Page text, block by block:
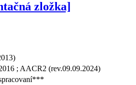
zložka]
; AACR2 (rev.09.09.2024)